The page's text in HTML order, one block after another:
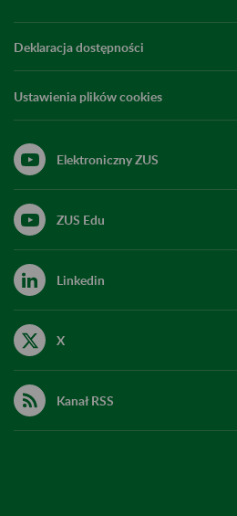
Deklaracja dostępności
Ustawienia plików cookies
Elektroniczny ZUS
ZUS Edu
Linkedin
X
Kanał RSS